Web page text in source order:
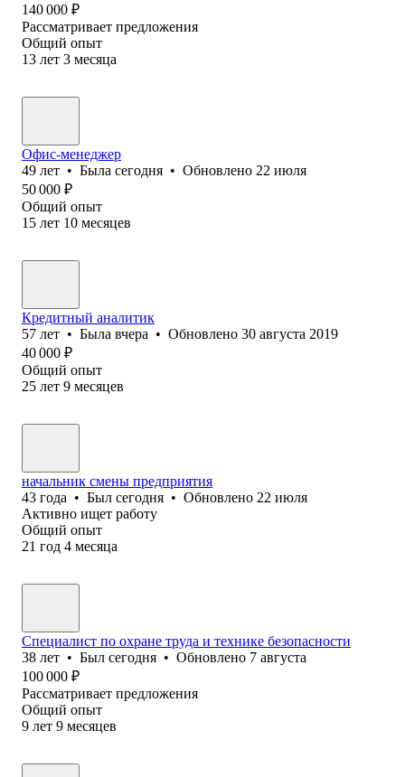
140 000 ₽
Рассматривает предложения
Общий опыт
13 лет 3 месяца
Офис-менеджер
49 лет • Была сегодня • Обновлено 22 июля
50 000 ₽
Общий опыт
15 лет 10 месяцев
Кредитный аналитик
57 лет • Была вчера • Обновлено 30 августа 2019
40 000 ₽
Общий опыт
25 лет 9 месяцев
начальник смены предприятия
43 года • Был сегодня • Обновлено 22 июля
Активно ищет работу
Общий опыт
21 год 4 месяца
Специалист по охране труда и технике безопасности
38 лет • Был сегодня • Обновлено 7 августа
100 000 ₽
Рассматривает предложения
Общий опыт
9 лет 9 месяцев